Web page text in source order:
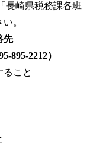
長崎県税務課各班
。
先
895-2212）
ること